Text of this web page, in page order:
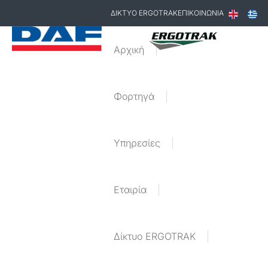
ΔΙΚΤΥΟ ERGOTRAKΕΠΙΚΟΙΝΩΝΙΑ
Αρχική
Φορτηγά
Υπηρεσίες
Εταιρία
Δίκτυο ERGOTRAK